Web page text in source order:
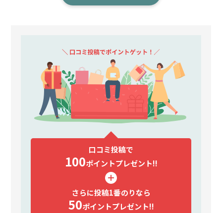
口コミ投稿で
100ポイントプレゼント!!
さらに投稿1番のりなら
50ポイントプレゼント!!